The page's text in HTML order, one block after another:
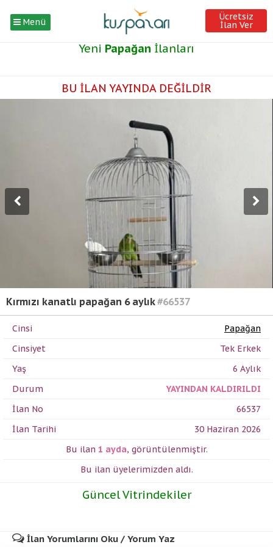
Menü Ücretsiz
İlan Ver
Yeni Papağan İlanları
BU İLAN YAYINDA DEĞİLDİR
Kırmızı kanatlı papağan 6 aylık#66537
Cinsi
Papağan
Cinsiyet
Tek Erkek
Yaş
6 Aylık
Durum
YAYINDAN KALDIRILDI
İlan No
66537
İlan Tarihi
30 Haziran 2026
Bu ilan 1 ayda, görüntülenmiştir.
Bu ilan üyelerimizden aldı.
Güncel Vitrindekiler
İlan Yorumlarını Oku / Yorum Yaz